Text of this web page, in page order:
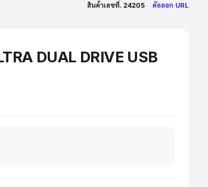
สินค้าเลขที่. 24205 คัดลอก URL
DUAL DRIVE USB